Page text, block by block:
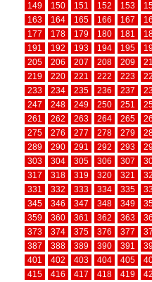
149
150 151 152 153
163
164 165 166 167
177
178 179 180 181
191
192 193 194 195
205
206 207 208 209
219
220 221 222 223
233
234 235 236 237
247
248 249 250 251
261
262 263 264 265
275
276 277 278 279
289
290 291 292 293
303
304 305 306 307
317
318 319 320 321
331
332 333 334 335
345
346 347 348 349
359
360 361 362 363
373
374 375 376 377
387
388 389 390 391
401
402 403 404 405
415
416 417 418 419